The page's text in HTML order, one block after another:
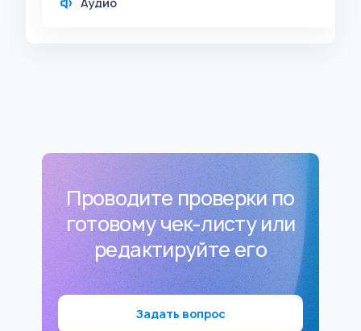
Проводите проверки по
готовому чек-листу или
редактируйте его
Задать вопрос